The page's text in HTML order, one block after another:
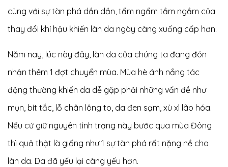
cùng với sự tàn phá dần dần, tẩm ngẩm tầm ngầm của
thay đổi khí hậu khiến làn da ngày càng xuống cấp hơn.
Năm nay, lúc này đây, làn da của chúng ta đang đón
nhận thêm 1 đợt chuyển mùa. Mùa hè ánh nắng tác
động thường khiến da dễ gặp phải những vấn đề như
mụn, bít tắc, lỗ chân lông to, da đen sạm, xù xì lão hóa.
Nếu cứ giữ nguyên tình trạng này bước qua mùa Đông
thì quả thật là giống như 1 sự tàn phá rất nặng nề cho
làn da. Da đã yếu lại càng yếu hơn.